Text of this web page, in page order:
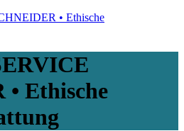
Ethische